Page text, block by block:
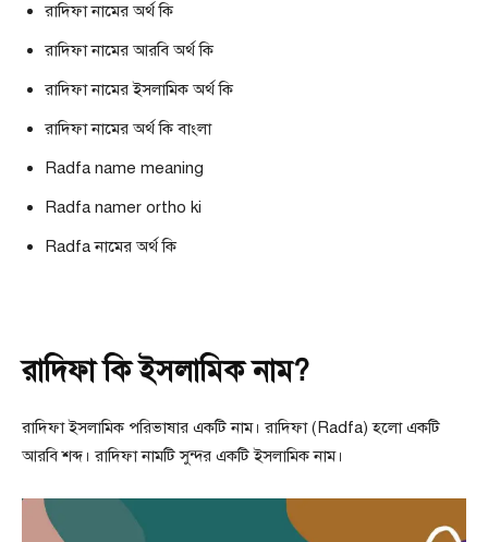
রাদিফা নামের অর্থ কি
রাদিফা নামের আরবি অর্থ কি
রাদিফা নামের ইসলামিক অর্থ কি
রাদিফা নামের অর্থ কি বাংলা
Radfa name meaning
Radfa namer ortho ki
Radfa নামের অর্থ কি
রাদিফা কি ইসলামিক নাম?
রাদিফা ইসলামিক পরিভাষার একটি নাম। রাদিফা (Radfa) হলো একটি
আরবি শব্দ। রাদিফা নামটি সুন্দর একটি ইসলামিক নাম।